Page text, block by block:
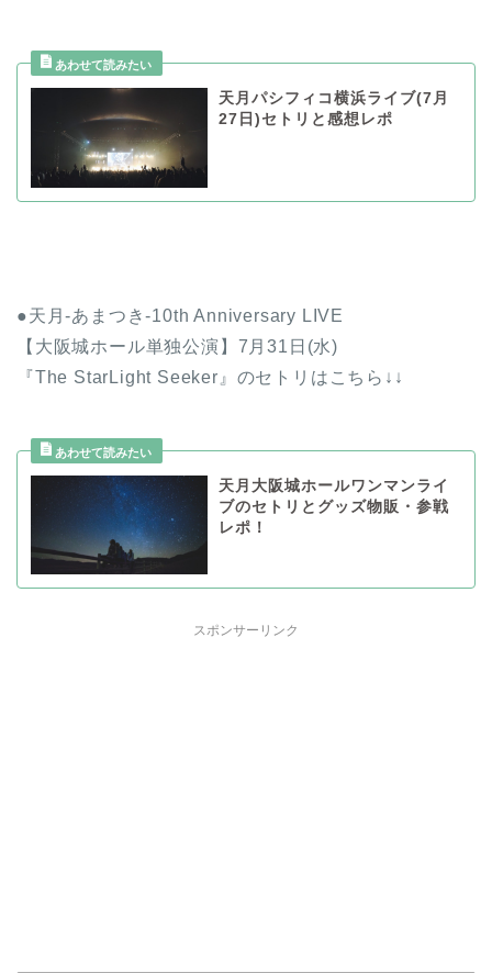
天月パシフィコ横浜ライブ(7月
27日)セトリと感想レポ
●天月-あまつき-10th Anniversary LIVE
【大阪城ホール単独公演】7月31日(水)
『The StarLight Seeker』のセトリはこちら↓↓
天月大阪城ホールワンマンライ
ブのセトリとグッズ物販・参戦
レポ！
スポンサーリンク